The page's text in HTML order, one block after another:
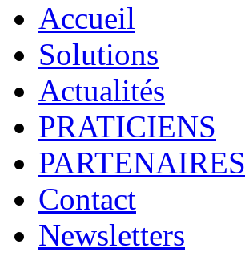
Accueil
Solutions
Actualités
PRATICIENS
PARTENAIRES
Contact
Newsletters